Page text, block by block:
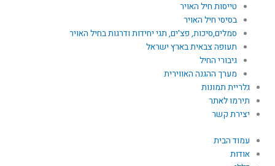
טייסות חיל האויר
בסיסי חיל האויר
סמלים,סיכות, פצ'ים, תגי יחידות ודרגות בחיל האויר
תעופה צבאית בארץ ישראל
גיבורי החיל
מערך ההגנה האווירית
גלריית תמונות
תירמו לאתר
יצירת קשר
עמוד הבית
אודות